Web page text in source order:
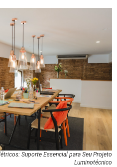
Suporte Essencial para Seu Projeto
Luminotécnico